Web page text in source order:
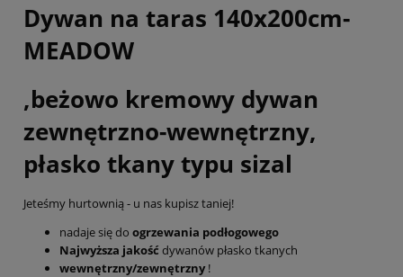
Dywan na taras 140x200cm-
MEADOW
,beżowo kremowy dywan
zewnętrzno-wewnętrzny,
płasko tkany typu sizal
Jeteśmy hurtownią - u nas kupisz taniej!
nadaje się do ogrzewania podłogowego
Najwyższa jakość dywanów płasko tkanych
wewnętrzny/zewnętrzny!